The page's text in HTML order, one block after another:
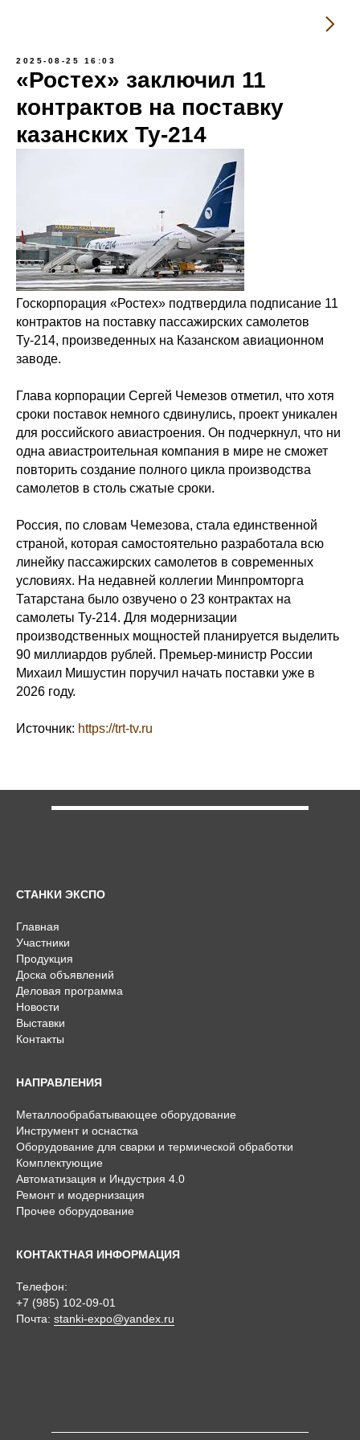
2025-08-25 16:03
«Ростех» заключил 11
контрактов на поставку
казанских Ту-214
Госкорпорация «Ростех» подтвердила подписание 11
контрактов на поставку пассажирских самолетов
Ту-214, произведенных на Казанском авиационном
заводе.
Глава корпорации Сергей Чемезов отметил, что хотя
сроки поставок немного сдвинулись, проект уникален
для российского авиастроения. Он подчеркнул, что ни
одна авиастроительная компания в мире не сможет
повторить создание полного цикла производства
самолетов в столь сжатые сроки.
Россия, по словам Чемезова, стала единственной
страной, которая самостоятельно разработала всю
линейку пассажирских самолетов в современных
условиях. На недавней коллегии Минпромторга
Татарстана было озвучено о 23 контрактах на
самолеты Ту-214. Для модернизации
производственных мощностей планируется выделить
90 миллиардов рублей. Премьер-министр России
Михаил Мишустин поручил начать поставки уже в
2026 году.
Источник: https://trt-tv.ru
СТАНКИ ЭКСПО
Главная
Участники
Продукция
Доска объявлений
Деловая программа
Новости
Выставки
Контакты
НАПРАВЛЕНИЯ
Металлообрабатывающее оборудование
Инструмент и оснастка
Оборудование для сварки и термической обработки
Комплектующие
Автоматизация и Индустрия 4.0
Ремонт и модернизация
Прочее оборудование
КОНТАКТНАЯ ИНФОРМАЦИЯ
Телефон:
+7 (985) 102-09-01
Почта: stanki-expo@yandex.ru